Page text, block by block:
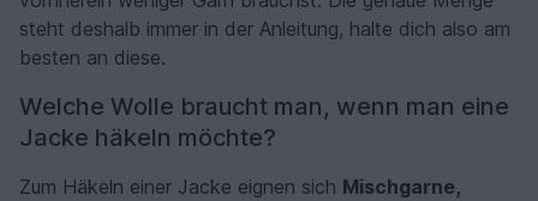
steht deshalb immer in der Anleitung, halte dich also am
besten an diese.
Welche Wolle braucht man, wenn man eine
Jacke häkeln möchte?
Zum Häkeln einer Jacke eignen sich Mischgarne,